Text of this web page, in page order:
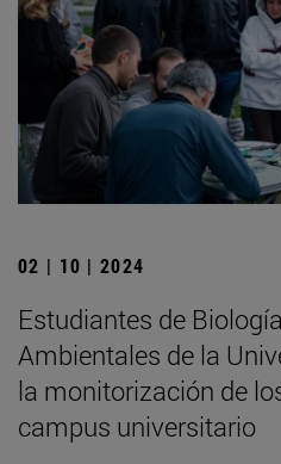
02 | 10 | 2024
Estudiantes de
Ambientales de la
la monitorización de
campus universitario